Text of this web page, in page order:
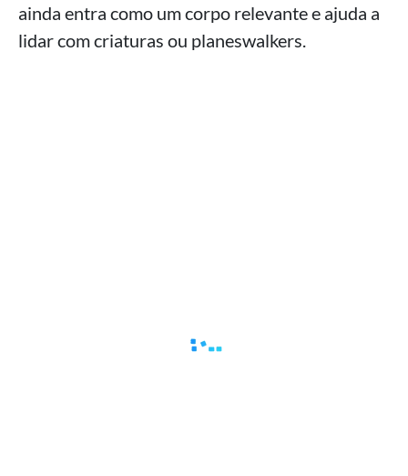
ainda entra como um corpo relevante e ajuda a
lidar com criaturas ou planeswalkers.